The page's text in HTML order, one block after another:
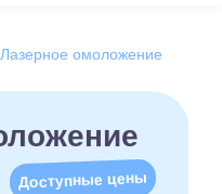
Лазерное омоложение
Доступные цены